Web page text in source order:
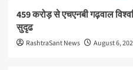
459 करोड़ से एचएनबी गढ़वाल
सुदृढ
RashtraSant News August 6,